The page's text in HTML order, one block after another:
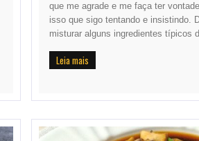
que me agrade e me faça ter
isso que sigo tentando e insistindo.
misturar alguns ingredientes típicos
Leia mais